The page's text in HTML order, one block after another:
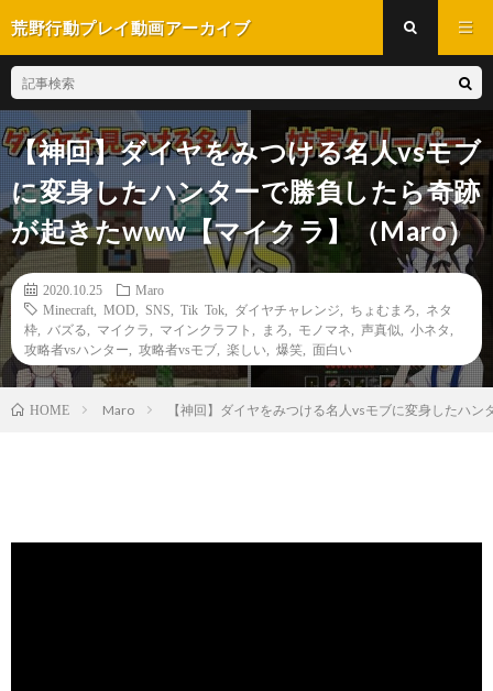
荒野行動プレイ動画アーカイブ
【神回】ダイヤをみつける名人vsモブ
に変身したハンターで勝負したら奇跡
が起きたwww【マイクラ】（Maro）
2020.10.25
Maro
Minecraft
MOD SNS Tik Tok ダイヤチャレンジ ちょむまろ
ネタ
枠
バズる マイクラ マインクラフト まろ モノマネ 声真似 小ネタ
攻略者vsハンター
攻略者vsモブ 楽しい 爆笑 面白い
HOME Maro 【神回】ダイヤをみつける名人vsモブに変身したハ